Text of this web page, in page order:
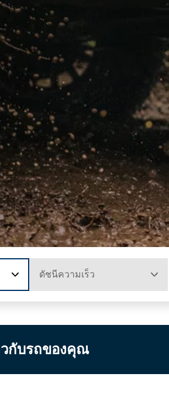
ดัชนีความเร็ว
วกับรถของคุณ